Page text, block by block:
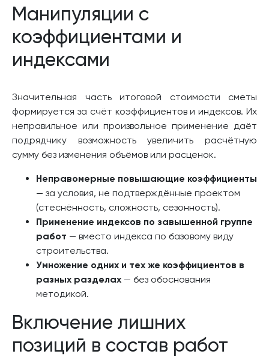
Манипуляции с
коэффициентами и
индексами
Значительная часть итоговой стоимости сметы
формируется за счёт коэффициентов и индексов. Их
неправильное или произвольное применение даёт
подрядчику возможность увеличить расчётную
сумму без изменения объёмов или расценок.
Неправомерные повышающие коэффициенты
— за условия, не подтверждённые проектом
(стеснённость, сложность, сезонность).
Применение индексов по завышенной группе
работ — вместо индекса по базовому виду
строительства.
Умножение одних и тех же коэффициентов в
разных разделах — без обоснования
методикой.
Включение лишних
позиций в состав работ